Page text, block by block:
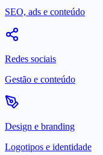
SEO, ads e conteúdo
Redes sociais
Gestão e conteúdo
Design e branding
Logotipos e identidade